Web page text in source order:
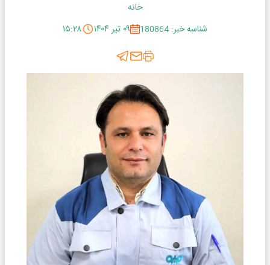
خانه
شناسه خبر: 180864
۰۹ تیر ۱۴۰۴ ۱۵:۲۸